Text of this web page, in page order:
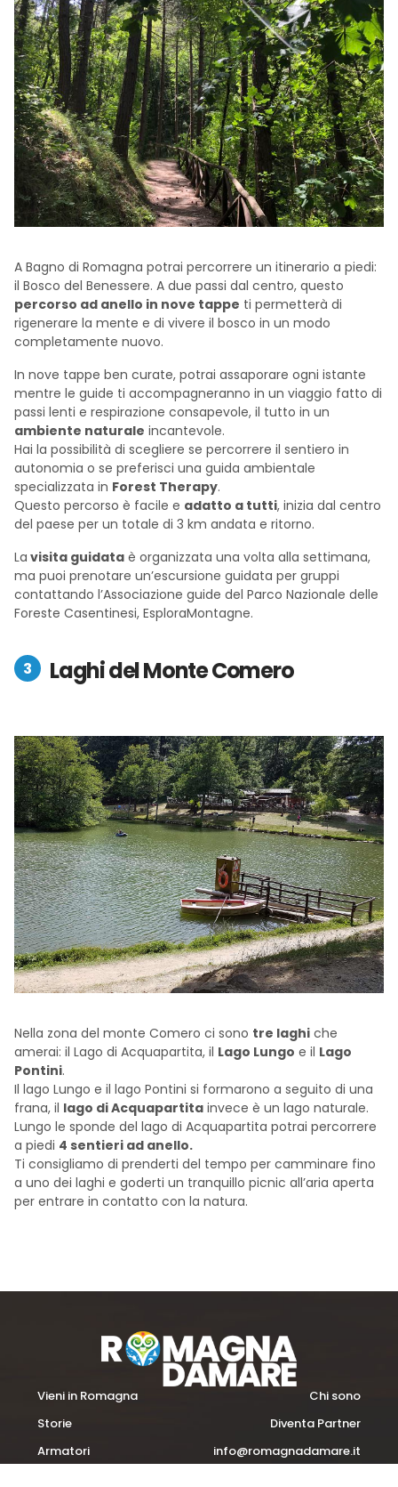
A Bagno di Romagna potrai percorrere un itinerario a piedi:
il Bosco del Benessere. A due passi dal centro, questo
percorso ad anello in nove tappe ti permetterà di
rigenerare la mente e di vivere il bosco in un modo
completamente nuovo.
In nove tappe ben curate, potrai assaporare ogni istante
mentre le guide ti accompagneranno in un viaggio fatto di
passi lenti e respirazione consapevole, il tutto in un
ambiente naturale incantevole.
Hai la possibilità di scegliere se percorrere il sentiero in
autonomia o se preferisci una guida ambientale
specializzata in Forest Therapy.
Questo percorso è facile e adatto a tutti, inizia dal centro
del paese per un totale di 3 km andata e ritorno.
La visita guidata è organizzata una volta alla settimana,
ma puoi prenotare un’escursione guidata per gruppi
contattando l’Associazione guide del Parco Nazionale delle
Foreste Casentinesi, EsploraMontagne.
Laghi del Monte Comero
Nella zona del monte Comero ci sono tre laghi che
amerai: il Lago di Acquapartita, il Lago Lungo e il Lago
Pontini.
Il lago Lungo e il lago Pontini si formarono a seguito di una
frana, il lago di Acquapartita invece è un lago naturale.
Lungo le sponde del lago di Acquapartita potrai percorrere
a piedi 4 sentieri ad anello.
Ti consigliamo di prenderti del tempo per camminare fino
a uno dei laghi e goderti un tranquillo picnic all’aria aperta
per entrare in contatto con la natura.
Vieni in Romagna
Storie
Armatori
Chi sono
Diventa Partner
info@romagnadamare.it